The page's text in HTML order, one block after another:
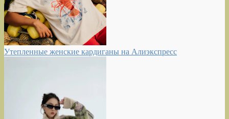
Утепленные женские кардиганы на Алиэкспресс